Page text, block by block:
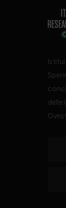
delle